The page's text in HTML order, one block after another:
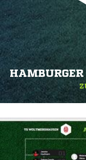
HAMBURGER